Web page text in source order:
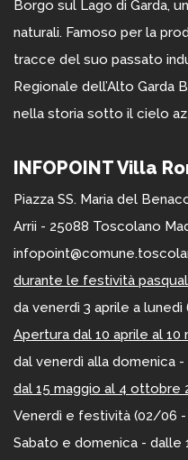
Borgo sul Lago di Garda,
naturali. Famoso per la
tracce del suo passato
Regionale dell’Alto Garda
nella storia sotto il cielo
INFOPOINT Villa
Piazza SS. Maria del
Arrii - 25088 Toscolano
durante le festività
da venerdì 3 aprile a
Apertura dal 10 aprile al 10
dal venerdì alla domenica -
dal 15 maggio al 4 ottobre
Venerdì e festività (02/06
Sabato e domenica - dalle